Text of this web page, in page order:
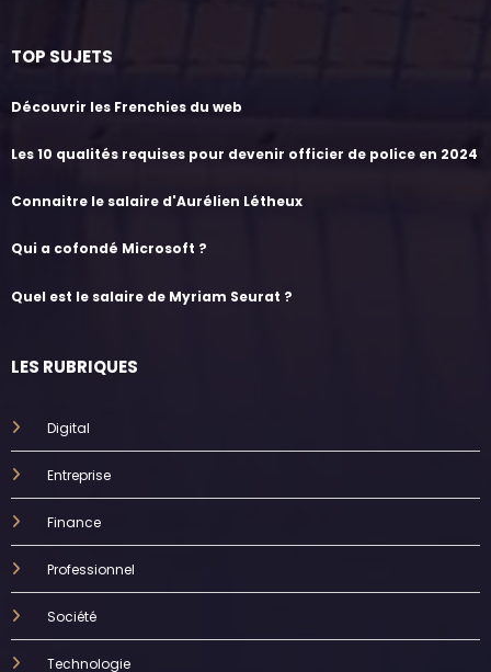
TOP SUJETS
Découvrir les Frenchies du web
Les 10 qualités requises pour devenir officier de police en 2024
Connaitre le salaire d'Aurélien Létheux
Qui a cofondé Microsoft ?
Quel est le salaire de Myriam Seurat ?
LES RUBRIQUES
Digital
Entreprise
Finance
Professionnel
Société
Technologie